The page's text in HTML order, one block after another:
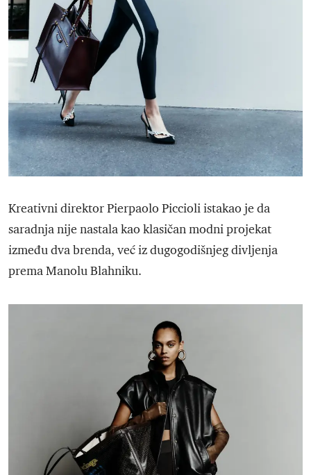
Kreativni direktor Pierpaolo Piccioli istakao je da
saradnja nije nastala kao klasičan modni projekat
između dva brenda, već iz dugogodišnjeg divljenja
prema Manolu Blahniku.